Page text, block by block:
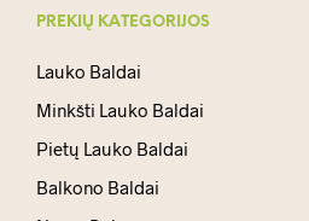
PREKIŲ KATEGORIJOS
Lauko Baldai
Minkšti Lauko Baldai
Pietų Lauko Baldai
Balkono Baldai